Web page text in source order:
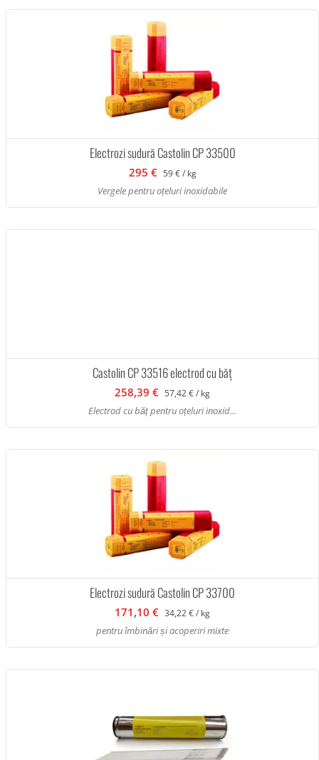
Electrozi sudură Castolin CP 33500
295 € 59 € / kg
Vergele pentru oțeluri inoxidabile
Castolin CP 33516 electrod cu băț
258,39 € 57,42 € / kg
Electrod cu băț pentru oțeluri inoxid...
Electrozi sudură Castolin CP 33700
171,10 € 34,22 € / kg
pentru îmbinări și acoperiri mixte